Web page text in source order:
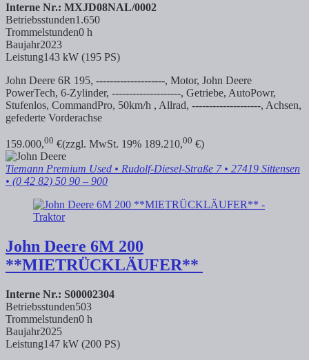
Interne Nr.: MXJD08NAL/0002
Betriebsstunden1.650
Trommelstunden0 h
Baujahr2023
Leistung143 kW (195 PS)
John Deere 6R 195, --------------------, Motor, John Deere
PowerTech, 6-Zylinder, --------------------, Getriebe, AutoPowr,
Stufenlos, CommandPro, 50km/h , Allrad, --------------------, Achsen,
gefederte Vorderachse
159.000,00 €(zzgl. MwSt. 19% 189.210,00 €)
Tiemann Premium Used • Rudolf-Diesel-Straße 7 • 27419 Sittensen
• (0 42 82) 50 90 – 900
John Deere 6M 200
**MIETRÜCKLÄUFER**
Interne Nr.: S00002304
Betriebsstunden503
Trommelstunden0 h
Baujahr2025
Leistung147 kW (200 PS)